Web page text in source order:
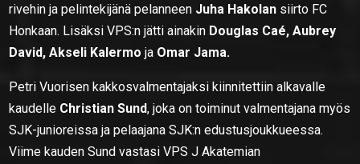
rivehin ja pelintekijänä pelanneen Juha Hakolan siirto FC
Honkaan. Lisäksi VPS:n jätti ainakin Douglas Caé, Aubrey
David, Akseli Kalermo ja Omar Jama.
Petri Vuorisen kakkosvalmentajaksi kiinnitettiin alkavalle
kaudelle Christian Sund, joka on toiminut valmentajana myös
SJK-junioreissa ja pelaajana SJK:n edustusjoukkueessa.
Viime kauden Sund vastasi VPS J Akatemian